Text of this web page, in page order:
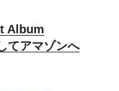
Album
てアマゾンへ